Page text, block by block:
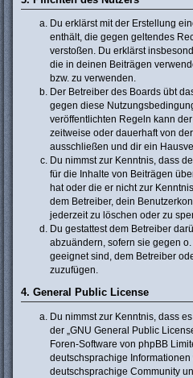
Du erklärst mit der Erstellung
enthält, die gegen geltendes
verstoßen. Du erklärst
die in deinen Beiträgen
bzw. zu verwenden.
Der Betreiber des Boards übt
gegen diese
veröffentlichten Regeln kann
zeitweise oder dauerhaft von
ausschließen und dir ein
Du nimmst zur Kenntnis, dass
für die Inhalte von Beiträgen
hat oder die er nicht zur
dem Betreiber, dein
jederzeit zu löschen oder zu
Du gestattest dem Betreiber
abzuändern, sofern sie gegen
geeignet sind, dem Betreiber
zuzufügen.
4. General Public License
Du nimmst zur Kenntnis, dass
der „ GNU General Public
Foren-Software von phpBB
deutschsprachige
deutschsprachige Community